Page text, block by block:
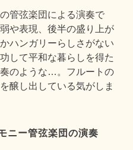
管弦楽団による演奏で
や表現、後半の盛り上が
ハンガリーらしさがない
して平和な暮らしを得た
のような…。フルートの
醸し出している気がしま
ニー管弦楽団の演奏